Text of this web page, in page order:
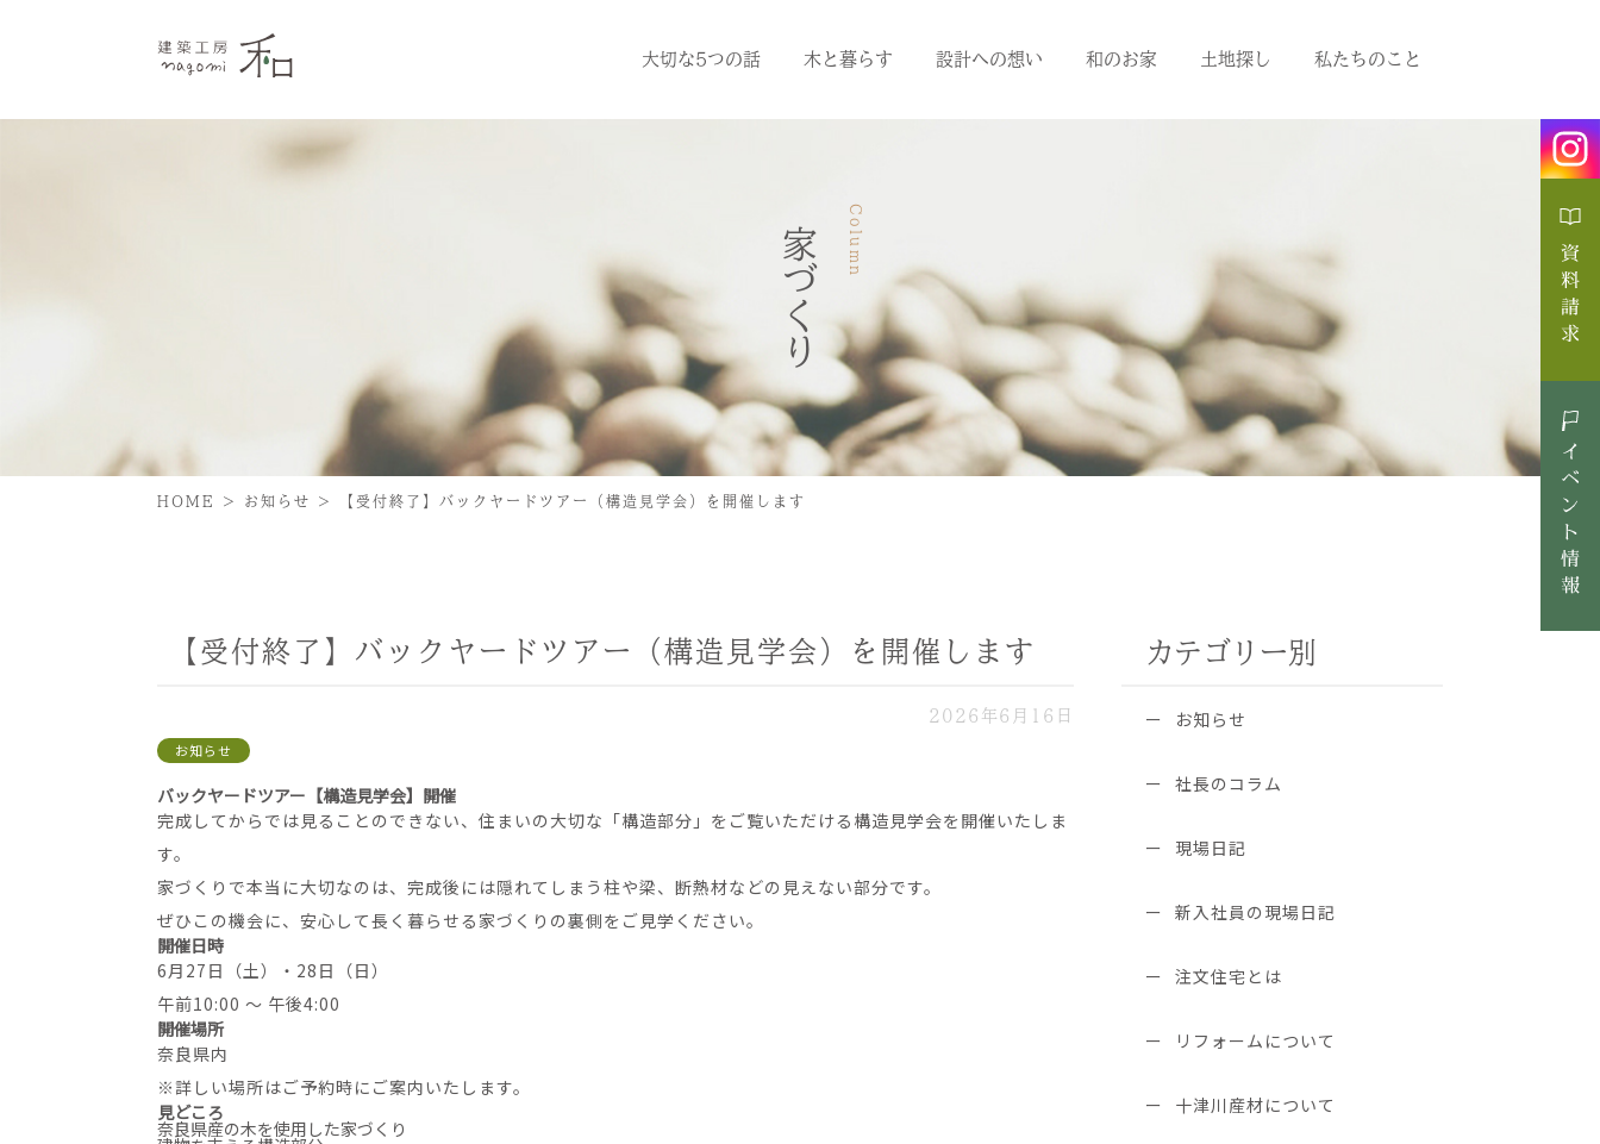
大切な5つの話 木と暮らす 設計への想い 和のお家 土地探し 私たちのこと
Column
家づくり
HOME > お知らせ > 【受付終了】バックヤードツアー（構造見学会）を開催します
【受付終了】バックヤードツアー（構造見学会）を開催します
2026年6月16日
お知らせ
バックヤードツアー【構造見学会】開催
完成してからでは見ることのできない、住まいの大切な「構造部分」をご覧いただける構造見学会を開催いたしま
す。
家づくりで本当に大切なのは、完成後には隠れてしまう柱や梁、断熱材などの見えない部分です。
ぜひこの機会に、安心して長く暮らせる家づくりの裏側をご見学ください。
開催日時
6月27日（土）・28日（日）
午前10:00 ～ 午後4:00
開催場所
奈良県内
※詳しい場所はご予約時にご案内いたします。
見どころ
奈良県産の木を使用した家づくり
カテゴリー別
お知らせ
社長のコラム
現場日記
新入社員の現場日記
注文住宅とは
リフォームについて
十津川産材について